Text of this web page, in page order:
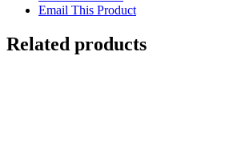
Email This Product
Related products